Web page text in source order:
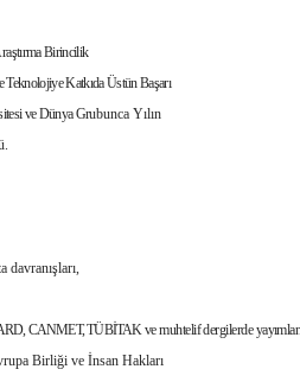
tırma Birincilik
Katkı­da Üstün Başarı
ve Dünya Gru­bunca Yılın
davranışları,
CANMET, TÜBİTAKve muhtelif dergilerde
Birliği ve İnsan Hakları